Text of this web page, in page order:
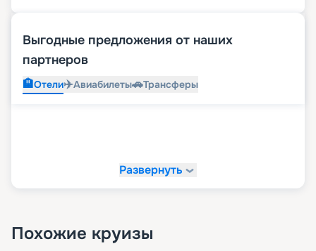
Выгодные предложения от наших
партнеров
🏨Отели✈️Авиабилеты🚗Трансферы
Развернуть
Похожие круизы